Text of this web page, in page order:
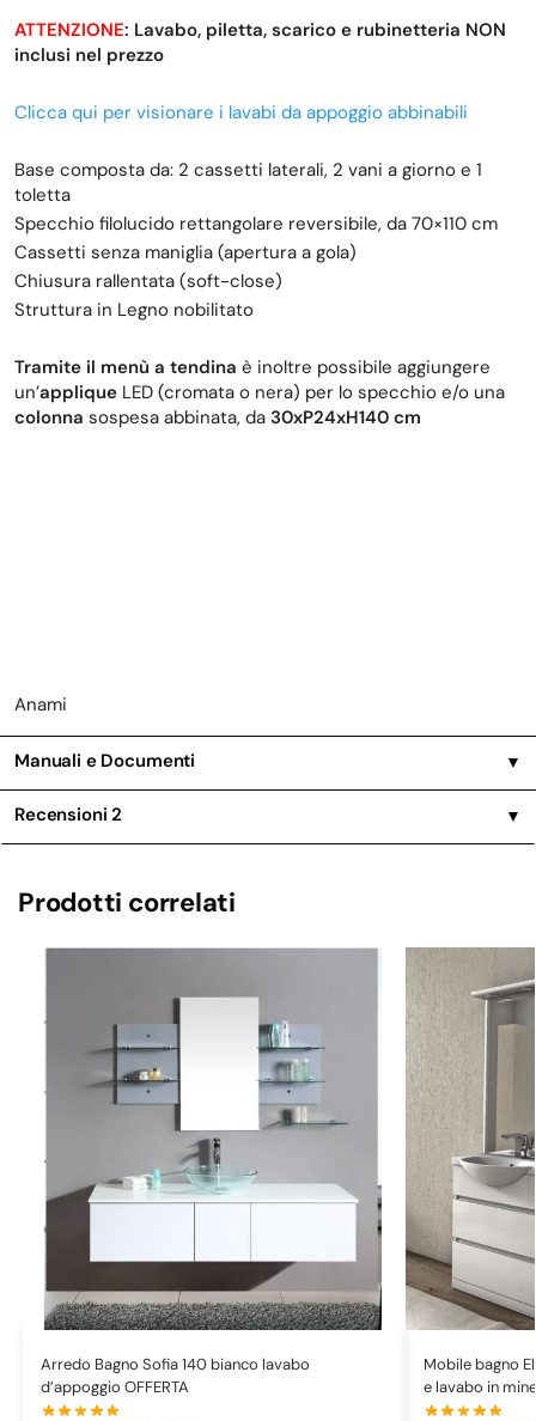
ATTENZIONE: Lavabo, piletta, scarico e rubinetteria NON
inclusi nel prezzo
Clicca qui per visionare i lavabi da appoggio abbinabili
Base composta da: 2 cassetti laterali, 2 vani a giorno e 1
toletta
Specchio filolucido rettangolare reversibile, da 70×110 cm
Cassetti senza maniglia (apertura a gola)
Chiusura rallentata (soft-close)
Struttura in Legno nobilitato
Tramite il menù a tendina è inoltre possibile aggiungere
un’applique LED (cromata o nera) per lo specchio e/o una
colonna sospesa abbinata, da 30xP24xH140 cm
Anami
Manuali e Documenti ▼
Recensioni2 ▼
Prodotti correlati
Arredo Bagno Sofia 140 bianco lavabo
d’appoggio OFFERTA
Mobile bagno
e lavabo in